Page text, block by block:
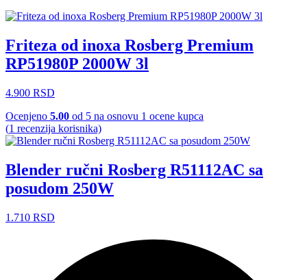
Friteza od inoxa Rosberg Premium
RP51980P 2000W 3l
4.900 RSD
Ocenjeno 5.00 od 5 na osnovu 1 ocene kupca
(1 recenzija korisnika)
Blender ručni Rosberg R51112AC sa
posudom 250W
1.710 RSD